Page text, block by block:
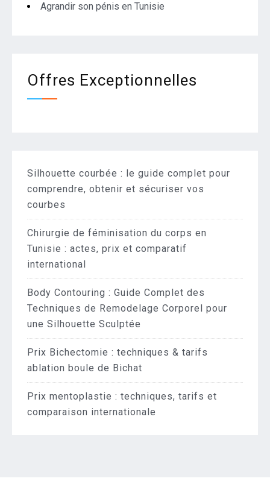
Agrandir son pénis en Tunisie
Offres Exceptionnelles
Silhouette courbée : le guide complet pour
comprendre, obtenir et sécuriser vos
courbes
Chirurgie de féminisation du corps en
Tunisie : actes, prix et comparatif
international
Body Contouring : Guide Complet des
Techniques de Remodelage Corporel pour
une Silhouette Sculptée
Prix Bichectomie : techniques & tarifs
ablation boule de Bichat
Prix mentoplastie : techniques, tarifs et
comparaison internationale